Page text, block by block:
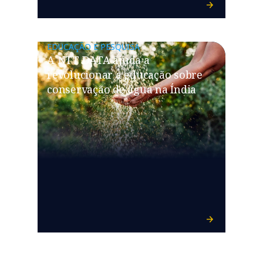
EDUCAÇÃO E PESQUISA
A NTT DATA ajuda a
revolucionar a educação sobre
conservação de água na Índia